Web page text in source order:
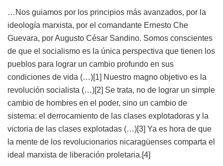
…Nos guiamos por los principios más avanzados, por la
ideología marxista, por el comandante Ernesto Che
Guevara, por Augusto César Sandino. Somos conscientes
de que el socialismo es la única perspectiva que tienen los
pueblos para lograr un cambio profundo en sus
condiciones de vida (…)[1] Nuestro magno objetivo es la
revolución socialista (…)[2] Se trata, no de lograr un simple
cambio de hombres en el poder, sino un cambio de
sistema: el derrocamiento de las clases explotadoras y la
victoria de las clases explotadas (…)[3] Ya es hora de que
la mente de los revolucionarios nicaragüenses comparta el
ideal marxista de liberación proletaria.[4]